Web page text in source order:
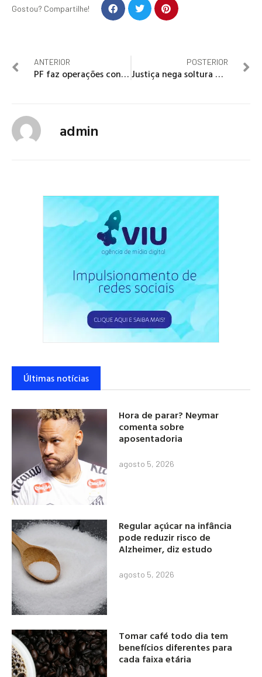
Gostou? Compartilhe!
ANTERIOR
PF faz operações contra estudantes suspeitos de fraude no CadÚnico
POSTERIOR
Justiça nega soltura dos delegados Adriana Belém e Marcos Cipriano
admin
Últimas notícias
Hora de parar? Neymar
comenta sobre
aposentadoria
agosto 5, 2026
Regular açúcar na infância
pode reduzir risco de
Alzheimer, diz estudo
agosto 5, 2026
Tomar café todo dia tem
benefícios diferentes para
cada faixa etária